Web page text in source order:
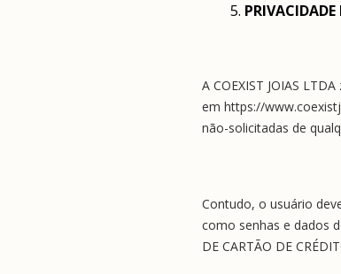
A COEXIST JOIAS
em https://
não-solicitadas de
Contudo, o usuário
como senhas e dados
DE CARTÃO DE